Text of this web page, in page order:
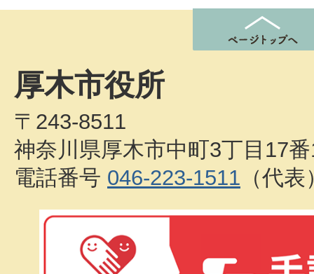
厚木市役所
〒243-8511
神奈川県厚木市中町3丁目17
電話番号 046-223-1511 （代表